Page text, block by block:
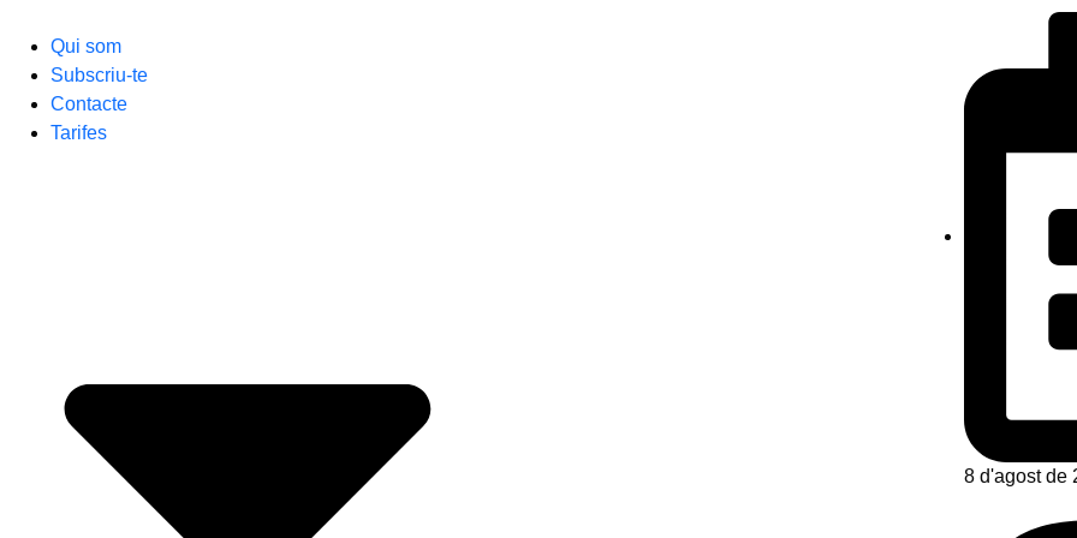
Qui som
Subscriu-te
Contacte
Tarifes
8 d'agost de